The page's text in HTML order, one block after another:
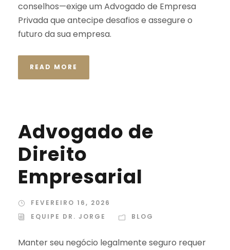
conselhos—exige um Advogado de Empresa
Privada que antecipe desafios e assegure o
futuro da sua empresa.
READ MORE
Advogado de
Direito
Empresarial
FEVEREIRO 16, 2026
EQUIPE DR. JORGE
BLOG
Manter seu negócio legalmente seguro requer